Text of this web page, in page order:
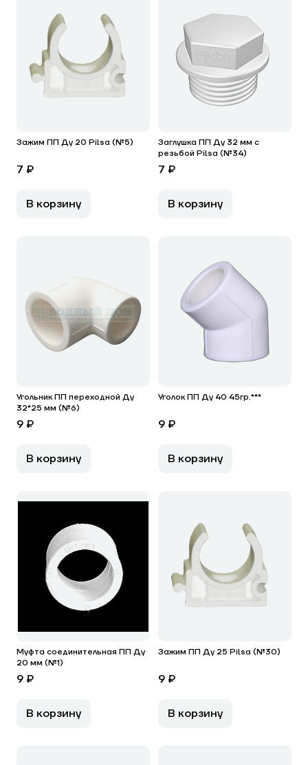
Зажим ПП Ду 20 Pilsa (№5)
7 ₽
В корзину
Заглушка ПП Ду 32 мм c
резьбой Pilsa (№34)
7 ₽
В корзину
Угольник ПП переходной Ду
32*25 мм (№6)
9 ₽
В корзину
Уголок ПП Ду 40 45гр.***
9 ₽
В корзину
Муфта соединительная ПП Ду
20 мм (№1)
9 ₽
В корзину
Зажим ПП Ду 25 Pilsa (№30)
9 ₽
В корзину